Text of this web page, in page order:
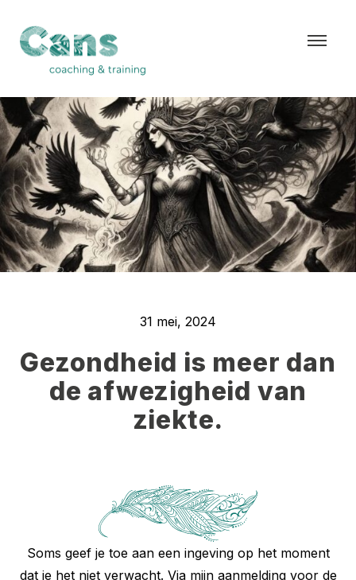
31 mei, 2024
Gezondheid is meer dan
de afwezigheid van
ziekte.
Soms geef je toe aan een ingeving op het moment
dat je het niet verwacht. Via mijn aanmelding voor de